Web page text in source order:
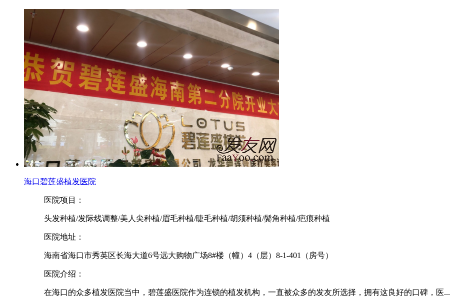
海口碧莲盛植发医院
医院项目：
头发种植/发际线调整/美人尖种植/眉毛种植/睫毛种植/胡须种植/鬓角种植/疤痕种植
医院地址：
海南省海口市秀英区长海大道6号远大购物广场8#楼（幢）4（层）8-1-401（房号）
医院介绍：
在海口的众多植发医院当中，碧莲盛医院作为连锁的植发机构，一直被众多的发友所选择，拥有这良好的口碑，医...